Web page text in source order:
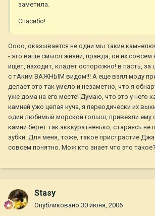
заметила.
Спасибо!
Оооо, оказывается не одни мы такие
- это ваще смысл жизни, правда, он их совсем
ищет, находит, кладет осторожно! в пасть, за
с тАким ВАЖНЫМ видом!!! А еще взял моду
делает это так умело и незаметно, что я
уже дома на его месте! Думаю, что это у него
камней ужо целая куча, я переодически их
один любимый морской голыш, привезли ему
камни берет так акккуратненько, стараясь не
зубки. Для меня, тоже, такое пристрастие
совсем понятно. Мож кто знает что это такое?
Stasy
Опубликовано 30 июня, 2006